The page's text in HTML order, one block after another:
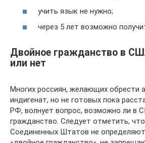
учить язык не нужно;
через 5 лет возможно
Двойное гражданство в
или нет
Многих россиян, желающих обрести
индигенат, но не готовых пока
РФ, волнует вопрос, возможно ли в
гражданство. Следует отметить,
Соединенных Штатов не